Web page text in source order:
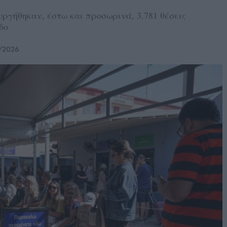
έστω και προσωρινά, 3.781 θέσεις
2026